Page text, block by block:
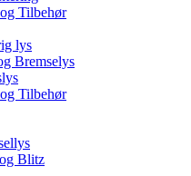
Tilbehør
lys
Bremselys
Tilbehør
Blitz